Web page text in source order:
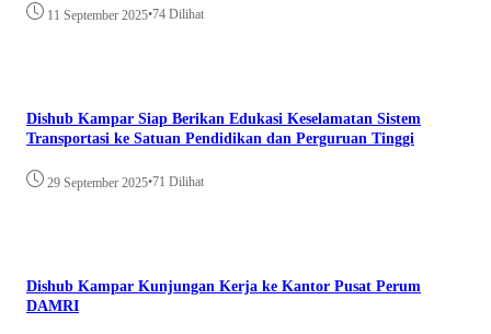
11 September 2025•74 Dilihat
Dishub Kampar Siap Berikan Edukasi Keselamatan Sistem
Transportasi ke Satuan Pendidikan dan Perguruan Tinggi
29 September 2025•71 Dilihat
Dishub Kampar Kunjungan Kerja ke Kantor Pusat Perum
DAMRI